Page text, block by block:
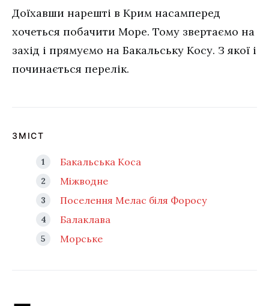
Доїхавши нарешті в Крим насамперед
хочеться побачити Море. Тому звертаємо на
захід і прямуємо на Бакальську Косу. З якої і
починається перелік.
ЗМІСТ
Бакальська Коса
Міжводне
Поселення Мелас біля Форосу
Балаклава
Морське